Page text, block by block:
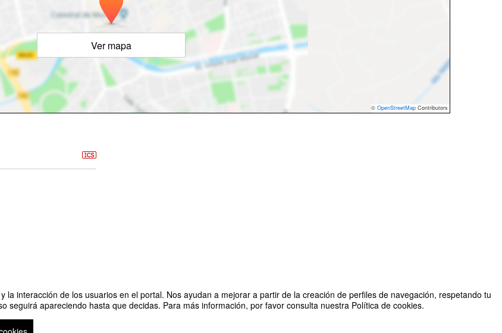
interacción de los usuarios en el portal. Nos ayudan a mejorar a partir de la creación de perfiles de navegación, respetando tu
seguirá apareciendo hasta que decidas. Para más información, por favor consulta nuestra Política de cookies.
Ver mapa
© OpenStreetMap Contributors
Organizado por Programa Ecología Integral y Sostenibilidad, Facultad de Ciencias Humanas y Sociales